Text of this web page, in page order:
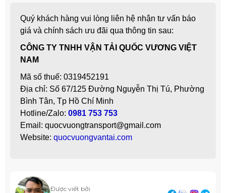
Quý khách hàng vui lòng liên hệ nhận tư vấn báo
giá và chính sách ưu đãi qua thông tin sau:
CÔNG TY TNHH VẬN TẢI QUỐC VƯƠNG VIỆT
NAM
Mã số thuế: 0319452191
Địa chỉ: Số 67/125 Đường Nguyễn Thị Tú, Phường
Bình Tân, Tp Hồ Chí Minh
Hotline/Zalo: 0981 753 753
Email: quocvuongtransport@gmail.com
Website: quocvuongvantai.com
Được viết bởi